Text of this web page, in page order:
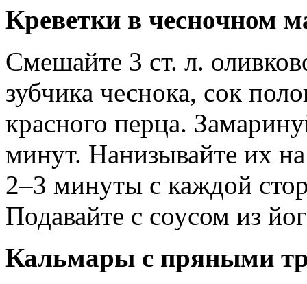
Креветки в чесночном
Смешайте 3 ст. л.
зубчика чеснока, сок
красного перца.
минут. Нанизывайте их
2–3 минуты с каждой
Подавайте с соусом из
Кальмары с пряными